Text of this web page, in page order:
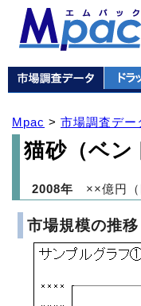
Mpac > 市場調査デー
猫砂（ベン
2008年 ××億円（
市場規模の推移